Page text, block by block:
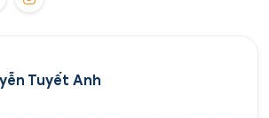
Tuyết Anh